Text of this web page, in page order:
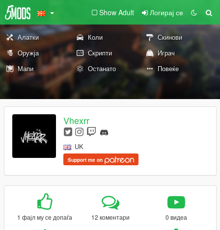
Show Adult Логирај се
Алатки Коли
Скинови
Оружја
Скрипти
Играч
Мапи
Останато Повеќе
Vhexrr
UK
Support me on
1 фајл му се допаѓа 12 коментари 0 видеа